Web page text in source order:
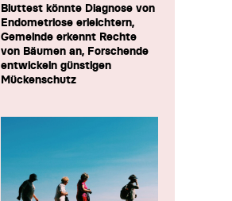
Bluttest könnte Diagnose von
Endometriose erleichtern,
Gemeinde erkennt Rechte
von Bäumen an, Forschende
entwickeln günstigen
Mückenschutz